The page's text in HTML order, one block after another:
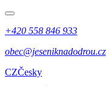
+420 558 846 933
obec@jeseniknadodrou.cz
CZČesky